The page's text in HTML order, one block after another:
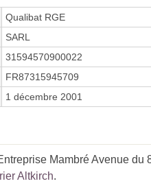
Qualibat RGE
SARL
31594570900022
FR87315945709
1 décembre 2001
Mambré Avenue
Altkirch.